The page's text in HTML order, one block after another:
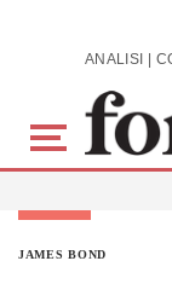
Skip to main
JAMES BOND